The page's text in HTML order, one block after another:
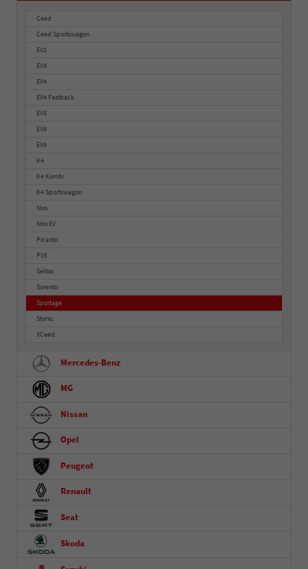
Ceed
Ceed Sportswagon
EV2
EV3
EV4
EV4 Fastback
EV5
EV6
EV9
K4
K4 Kombi
K4 Sportswagon
Niro
Niro EV
Picanto
PV5
Seltos
Sorento
Sportage
Stonic
XCeed
Mercedes-Benz
MG
Nissan
Opel
Peugeot
Renault
Seat
Skoda